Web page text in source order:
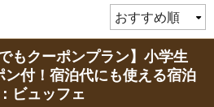
もクーポンプラン】小学生
付！宿泊代にも使える宿泊
ビュッフェ